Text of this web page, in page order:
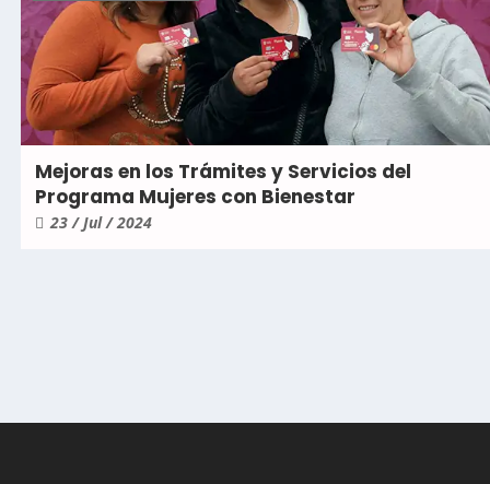
Mejoras en los Trámites y Servicios del
Programa Mujeres con Bienestar
23 / Jul / 2024